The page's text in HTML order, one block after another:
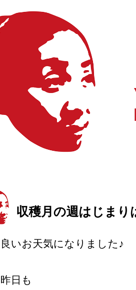
収穫月の週はじまり
良いお天気になりました♪
昨日も